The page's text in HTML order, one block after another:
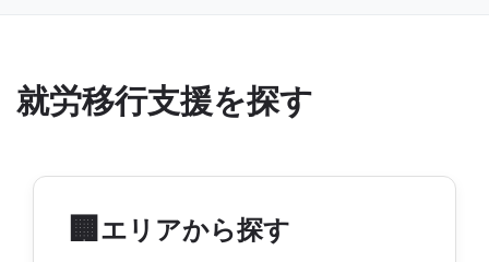
就労移行支援を探す
🏢 エリアから探す